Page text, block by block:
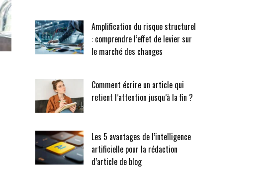
Amplification du risque structurel
: comprendre l’effet de levier sur
le marché des changes
Comment écrire un article qui
retient l’attention jusqu’à la fin ?
Les 5 avantages de l’intelligence
artificielle pour la rédaction
d’article de blog